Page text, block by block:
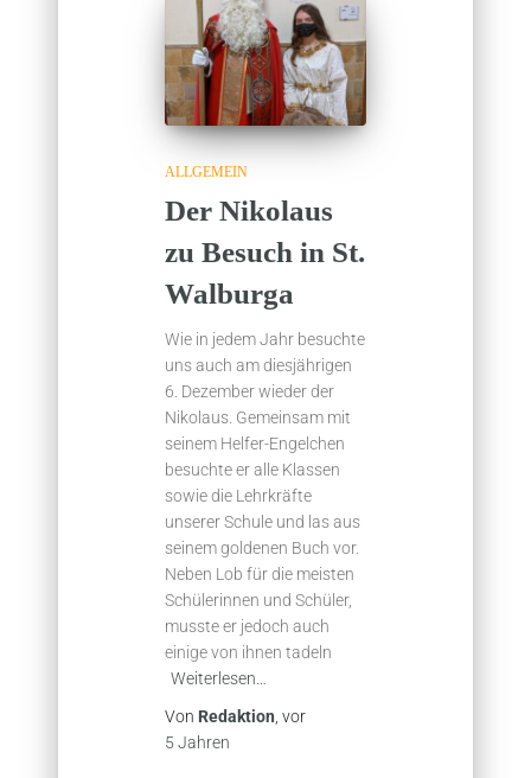
ALLGEMEIN
Der Nikolaus
zu Besuch in St.
Walburga
Wie in jedem Jahr besuchte
uns auch am diesjährigen
6. Dezember wieder der
Nikolaus. Gemeinsam mit
seinem Helfer-Engelchen
besuchte er alle Klassen
sowie die Lehrkräfte
unserer Schule und las aus
seinem goldenen Buch vor.
Neben Lob für die meisten
Schülerinnen und Schüler,
musste er jedoch auch
einige von ihnen tadeln
Weiterlesen…
Von Redaktion, vor
5 Jahren